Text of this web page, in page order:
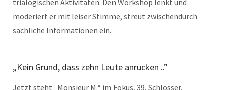
moderiert er mit leiser Stimme, streut zwischendurch
sachliche Informationen ein.
„Kein Grund, dass zehn Leute anrücken ..”
Jetzt steht „Monsieur M.“ im Fokus, 39, Schlosser,